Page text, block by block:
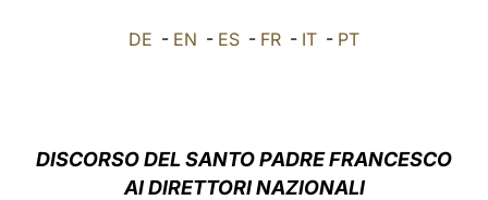
中文
DE - EN - ES - FR - IT - PT
DISCORSO DEL SANTO PADRE FRANCESCO
AI DIRETTORI NAZIONALI